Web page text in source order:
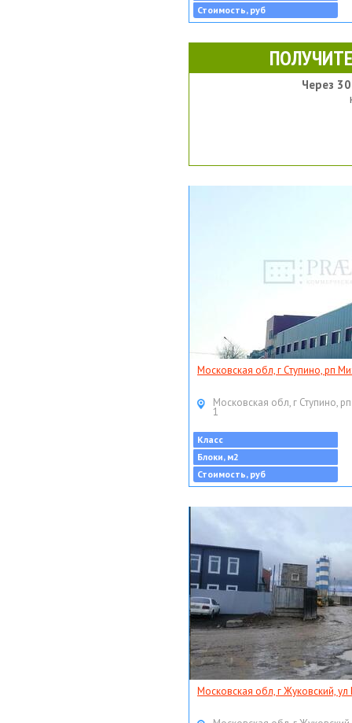
Стоимость, руб
Через
Московская обл, г Ступино, рп
Московская обл, г Ступино,
1
Класс
Блоки, м2
Стоимость, руб
Московская обл, г Жуковский,